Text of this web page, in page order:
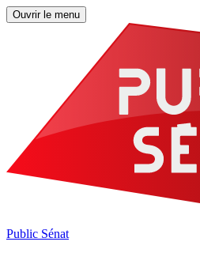
Ouvrir le menu
Public Sénat